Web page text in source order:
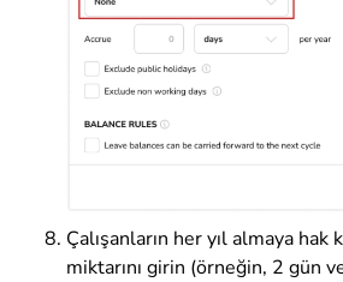
Çalışanların her yıl almaya hak
miktarını girin (örneğin, 2 gün